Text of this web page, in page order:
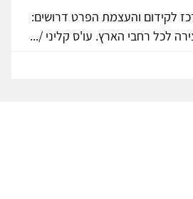
לקידום והעצמת הפרט דרושים:
לכל רחבי הארץ. עו'ס קליני /...